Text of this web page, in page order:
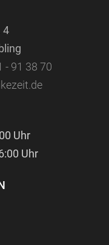
4
- 91 38 70
Uhr
Uhr